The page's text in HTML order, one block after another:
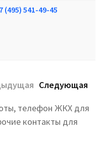
(495) 541-49-45
Следующая
телефон ЖКХ для
контакты для